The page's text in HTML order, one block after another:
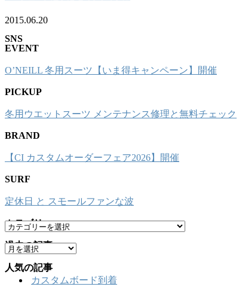
2015.06.20
SNS
EVENT
O’NEILL 冬用スーツ【いま得キャンペーン】開催
PICKUP
冬用ウエットスーツ メンテナンス修理と無料チェック
BRAND
【CI カスタムオーダーフェア2026】開催
SURF
定休日 と スモールファンな波
カテゴリー
カ
テ
ゴ
リ
ー
過去の記事
ア
ー
カ
人気の記事
カスタムボード到着